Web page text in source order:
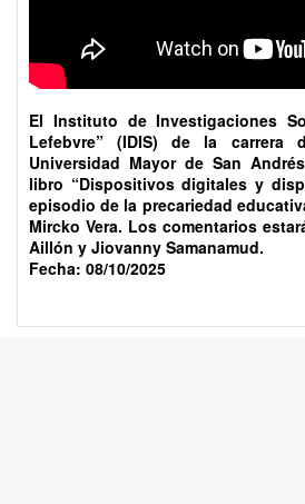
El Instituto de Investigaciones
Lefebvre” (IDIS) de la carrera
Universidad Mayor de San
libro “Dispositivos digitales y
episodio de la precariedad
Mircko Vera. Los comentarios
Aillón y Jiovanny Samanamud.
Fecha: 08/10/2025